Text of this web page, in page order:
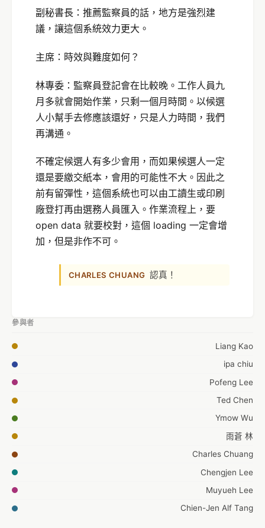
副秘書長：推薦監察員的話，地方是強烈建
議，讓這個系統效力更大。
主席：時效與難度如何？
林專委：監察員登記會在比較晚。工作人員九
月多就會開始作業，只剩一個月時間。以候選
人小幫手去修應該還好，只是人力時間，我們
再溝通。
不確定候選人有多少會用，而如果候選人一定
還是要繳交紙本，會用的可能性不大。因此之
前有留彈性，這個系統也可以由工讀生或印刷
廠登打再由選務人員匯入。作業流程上，要
open data 就要校對，這個 loading 一定會增
加，但是非作不可。
CHARLES CHUANG 認真！
參與者
Liang Kao
ipa chiu
Pofeng Lee
Ted Chen
Ymow Wu
雨蒼 林
Charles Chuang
Chengjen Lee
Muyueh Lee
Chien-Jen Alf Tang